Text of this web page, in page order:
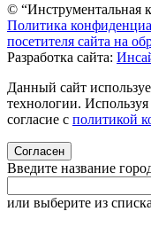
© “Инструментальная
Политика
посетителя сайта на
Разработка сайта:
Данный сайт
технологии.
согласие с политикой
Согласен
Введите название
или выберите из